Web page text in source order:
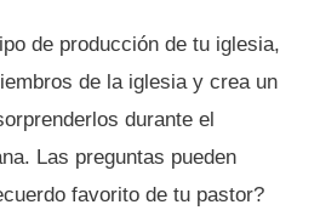
de producción de tu iglesia,
de la iglesia y crea un
durante el
Las preguntas pueden
favorito de tu pastor?